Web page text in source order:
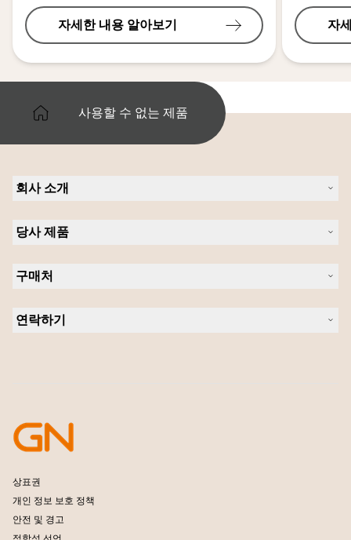
자세한 내용 알아보기 자
사용할 수 없는 제품
회사 소개
채용
새 소식 및 보도자료
블로그 읽기
사례 연구
당사 제품
스피커폰
개인용 카메라
소프트웨어
구매처
연락하기
개발자 프로그램
파트너 프로그램
엔터프라이즈 제품 단종 정책
상표권
개인 정보 보호 정책
안전 및 경고